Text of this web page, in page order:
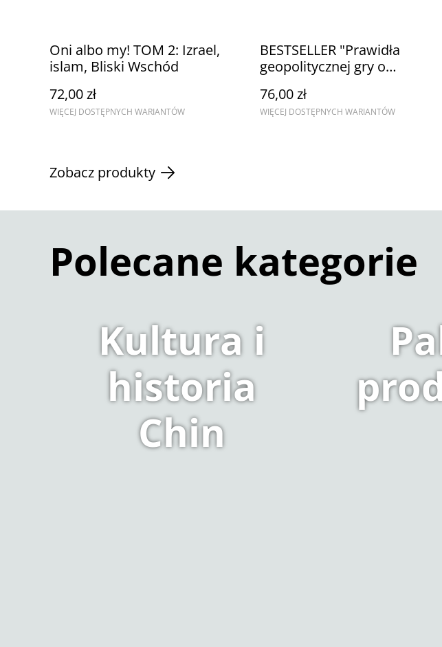
Oni albo my! TOM 2: Izrael,
islam, Bliski Wschód
72,00 zł
WIĘCEJ DOSTĘPNYCH WARIANTÓW
BESTSELLER "Prawidła
geopolitycznej gry o
76,00 zł
WIĘCEJ DOSTĘPNYCH WARIANTÓW
Zobacz produkty
Polecane kategorie
Kultura i
historia
Chin